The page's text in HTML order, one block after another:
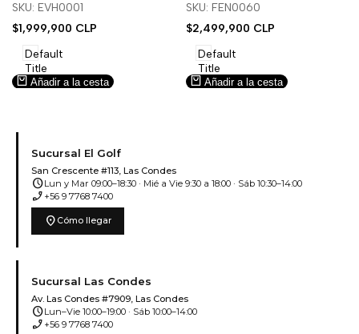
deseos.
SKU: EVH0001
Precio
venta
$1,999,900 CLP
Default
Title
Añadir a la cesta
deseos.
SKU: FEN0060
Precio
venta
$2,499,900 CLP
Default
Title
Añadir a la cesta
Sucursal El Golf
San Crescente #113, Las Condes
scheduleLun y Mar 09:00–18:30 · Mié a Vie 9:30 a 18:00 · Sáb 10:30–14:00
phone_enabled +56 9 7768 7400
location_on Cómo llegar
Sucursal Las Condes
Av. Las Condes #7909, Las Condes
scheduleLun–Vie 10:00–19:00 · Sáb 10:00–14:00
phone_enabled +56 9 7768 7400